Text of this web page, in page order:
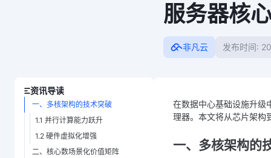
服务器核
非凡云 发布时间:
资讯导读
一、多核架构的技术突破
1.1 并行计算能力跃升
1.2 硬件虚拟化增强
二、核心数场景化价值矩阵
在数据中心基础设施升级
理器。本文将从芯片架构
一、多核架构的